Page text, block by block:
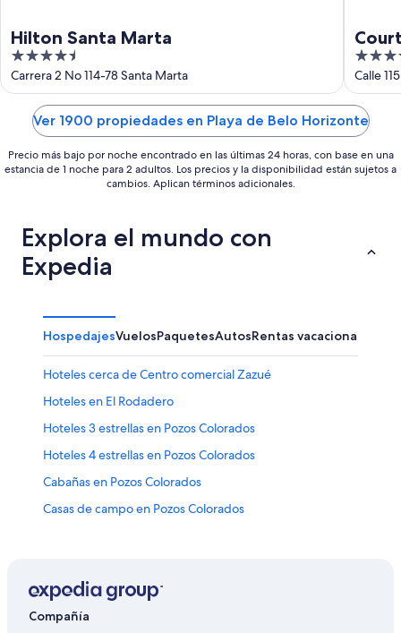
Hilton Santa Marta
4.5
out
of
Carrera 2 No 114-78 Santa Marta
3.5
out
of
5
Ver 1900 propiedades en Playa de Belo Horizonte
Precio más bajo por noche encontrado en las últimas 24 horas, con base en una
estancia de 1 noche para 2 adultos. Los precios y la disponibilidad están sujetos a
cambios. Aplican términos adicionales.
Explora el mundo con
Expedia
HospedajesVuelosPaquetesAutosRentas vacacionales
Hoteles cerca de Centro comercial Zazué
Hoteles en El Rodadero
Hoteles 3 estrellas en Pozos Colorados
Hoteles 4 estrellas en Pozos Colorados
Cabañas en Pozos Colorados
Casas de campo en Pozos Colorados
Apartamentos en Pozos Colorados
Hoteles con spa en Pozos Colorados
Compañía